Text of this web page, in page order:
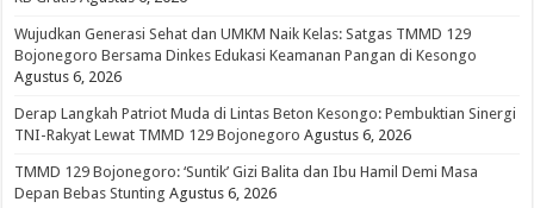
Wujudkan Generasi Sehat dan UMKM Naik Kelas: Satgas TMMD 129
Bojonegoro Bersama Dinkes Edukasi Keamanan Pangan di Kesongo
Agustus 6, 2026
Derap Langkah Patriot Muda di Lintas Beton Kesongo: Pembuktian Sinergi
TNI-Rakyat Lewat TMMD 129 Bojonegoro Agustus 6, 2026
TMMD 129 Bojonegoro: ‘Suntik’ Gizi Balita dan Ibu Hamil Demi Masa
Depan Bebas Stunting Agustus 6, 2026